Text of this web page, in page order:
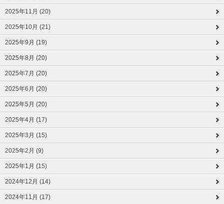
2025年11月 (20)
2025年10月 (21)
2025年9月 (19)
2025年8月 (20)
2025年7月 (20)
2025年6月 (20)
2025年5月 (20)
2025年4月 (17)
2025年3月 (15)
2025年2月 (9)
2025年1月 (15)
2024年12月 (14)
2024年11月 (17)